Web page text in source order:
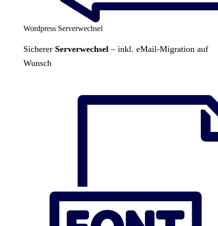
Wordpress Serverwechsel
Sicherer Serverwechsel – inkl. eMail-Migration auf
Wunsch